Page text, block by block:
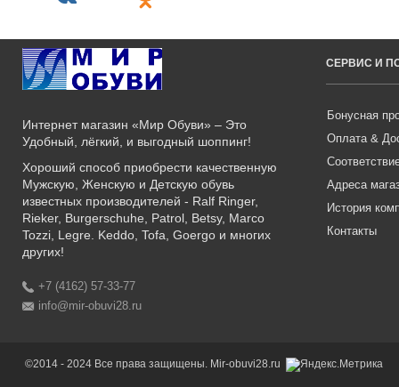
Интернет магазин «Мир Обуви» – Это
Удобный, лёгкий, и выгодный шоппинг!
Хороший способ приобрести качественную
Мужскую, Женскую и Детскую обувь
известных производителей - Ralf Ringer,
Rieker, Burgerschuhe, Patrol, Betsy, Marco
Tozzi, Legre. Keddo, Tofa, Goergo и многих
других!
+7 (4162) 57-33-77
info@mir-obuvi28.ru
СЕРВИС И
Бонусная
Оплата &
Адреса
История
Контакты
©2014 - 2024 Все права защищены. Mir-obuvi28.ru